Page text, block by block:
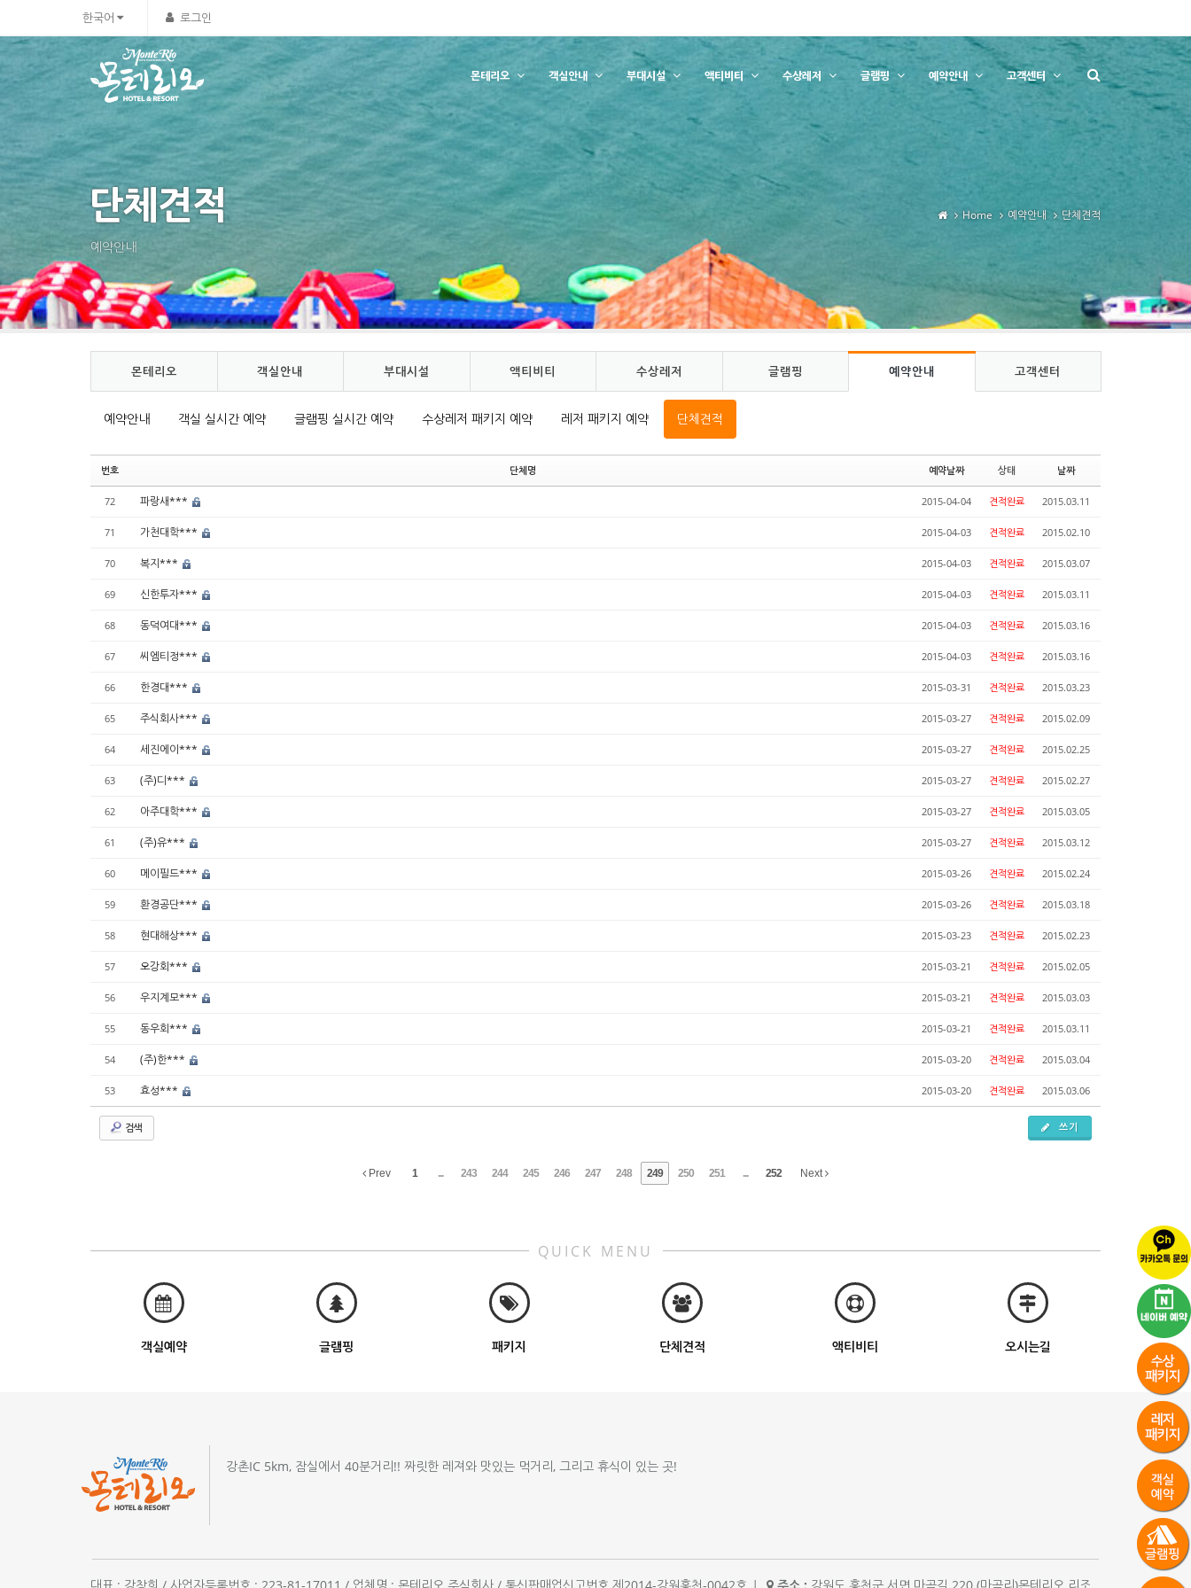
한국어 로그인
몬테리오 객실안내 부대시설 액티비티 수상레저 글램핑 예약안내 고객센터
단체견적
예약안내
Home 예약안내 단체견적
몬테리오 객실안내 부대시설 액티비티 수상레저 글램핑 예약안내 고객센터
예약안내 객실 실시간 예약 글램핑 실시간 예약 수상레저 패키지 예약 레저 패키지 예약 단체견적
번호 단체명 예약날짜 상태 날짜
72 파랑새*** 2015-04-04 견적완료 2015.03.11
71 가천대학*** 2015-04-03 견적완료 2015.02.10
70 복지*** 2015-04-03 견적완료 2015.03.07
69 신한투자*** 2015-04-03 견적완료 2015.03.11
68 동덕여대*** 2015-04-03 견적완료 2015.03.16
67 씨엠티정*** 2015-04-03 견적완료 2015.03.16
66 한경대*** 2015-03-31 견적완료 2015.03.23
65 주식회사*** 2015-03-27 견적완료 2015.02.09
64 세진에이*** 2015-03-27 견적완료 2015.02.25
63 (주)디*** 2015-03-27 견적완료 2015.02.27
62 아주대학*** 2015-03-27 견적완료 2015.03.05
61 (주)유*** 2015-03-27 견적완료 2015.03.12
60 메이필드*** 2015-03-26 견적완료 2015.02.24
59 환경공단*** 2015-03-26 견적완료 2015.03.18
58 현대해상*** 2015-03-23 견적완료 2015.02.23
57 오강회*** 2015-03-21 견적완료 2015.02.05
56 우지계모*** 2015-03-21 견적완료 2015.03.03
55 동우회*** 2015-03-21 견적완료 2015.03.11
54 (주)한*** 2015-03-20 견적완료 2015.03.04
53 효성*** 2015-03-20 견적완료 2015.03.06
검색 쓰기
Prev 1 ... 243 244 245 246 247 248 249 250 251 ... 252 Next
QUICK MENU
객실예약 글램핑 패키지 단체견적 액티비티 오시는길
강촌IC 5km, 잠실에서 40분거리!! 짜릿한 레져와 맛있는 먹거리, 그리고 휴식이 있는 곳!
Sketchbook5, 스케치북5